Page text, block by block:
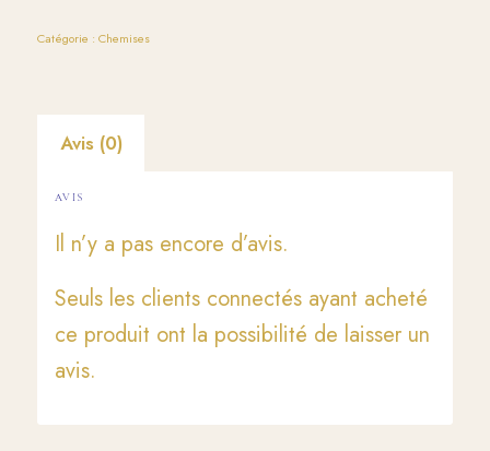
Catégorie : Chemises
Avis (0)
AVIS
Il n’y a pas encore d’avis.
Seuls les clients connectés ayant acheté
ce produit ont la possibilité de laisser un
avis.